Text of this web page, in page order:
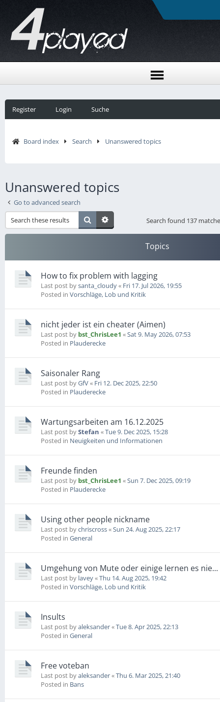
Register Login Suche
Board index Search Unanswered topics
Unanswered topics
Go to advanced search
Search found 137
Topics
How to fix problem with lagging
Last post bysanta_cloudy« Fri 17. Jul 2026, 19:55
Posted in Vorschläge, Lob und Kritik
nicht jeder ist ein cheater (Aimen)
Last post by bst_ChrisLee1 «Sat 9. May 2026, 07:53
Posted in Plauderecke
Saisonaler Rang
Last post byGfV« Fri 12. Dec 2025, 22:50
Posted in Plauderecke
Wartungsarbeiten am 16.12.2025
Last post byStefan «Tue 9. Dec 2025, 15:28
Posted in Neuigkeiten und Informationen
Freunde finden
Last post by bst_ChrisLee1 «Sun 7. Dec 2025, 09:19
Posted in Plauderecke
Using other people nickname
Last post bychriscross«Sun 24. Aug 2025, 22:17
Posted in General
Umgehung von Mute oder einige lernen es nie...
Last post by lavey«Thu 14. Aug 2025, 19:42
Posted in Vorschläge, Lob und Kritik
Insults
Last post byaleksander«Tue 8. Apr 2025, 22:13
Posted in General
Free voteban
Last post byaleksander«Thu 6. Mar 2025, 21:40
Posted in Bans